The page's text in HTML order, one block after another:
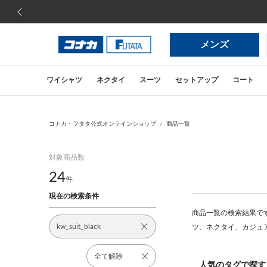
メンズ
ワイシャツ ネクタイ スーツ セットアップ コート
コナカ・フタタ公式オンラインショップ 商品一覧
対象商品数
24件
現在の検索条件
kw_suit_black
全て解除
商品一覧の検索結果で
ツ、ネクタイ、カジュ
人気のタグで探す